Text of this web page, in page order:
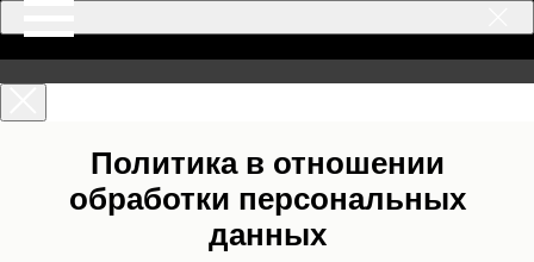
Политика в отношении
обработки персональных
данных